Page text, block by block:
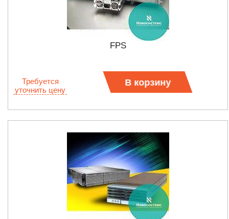
FPS
Требуется
уточнить цену
В корзину